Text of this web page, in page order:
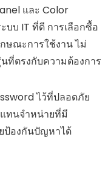
และ Color
บบ IT ที่ดี การเลือกซื้อ
ษณะการใช้งาน ไม่
ที่ตรงกับความต้องการ
ไว้ที่ปลอดภัย
ทนจำหน่ายที่มี
ป้องกันปัญหาได้